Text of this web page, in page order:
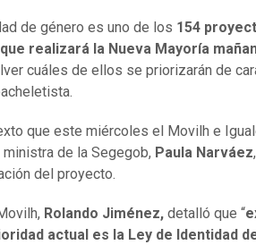
de género es uno de los 154
realizará la Nueva Mayoría
cuáles de ellos se priorizarán de
que este miércoles el Movilh e
de la Segegob, Paula Narváez
del proyecto.
Rolando Jiménez, detalló que “
actual es la Ley de Identidad